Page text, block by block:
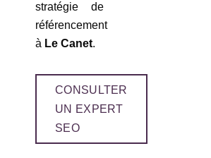
stratégie de
référencement
à Le Canet.
CONSULTER
UN EXPERT
SEO